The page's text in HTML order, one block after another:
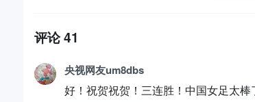
评论41
央视网友um8dbs
好！祝贺祝贺！三连胜！中国女足太棒